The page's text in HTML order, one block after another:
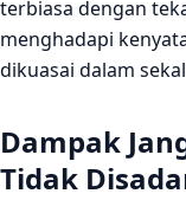
terbiasa dengan
menghadapi
dikuasai dalam
Dampak
Tidak